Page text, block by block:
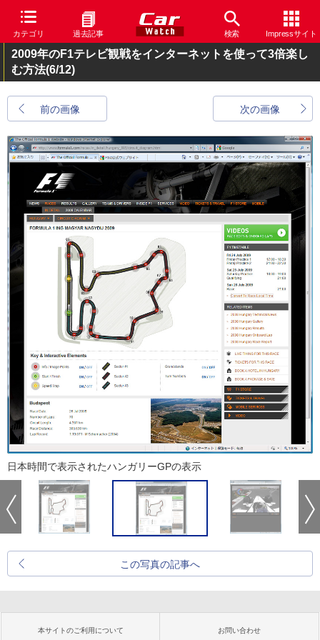
カテゴリ 過去記事 検索 Impressサイト
2009年のF1テレビ観戦をインターネットを使って3倍楽し
む方法(6/12)
前の画像 次の画像
日本時間で表示されたハンガリーGPの表示
この写真の記事へ
本サイトのご利用について お問い合わせ